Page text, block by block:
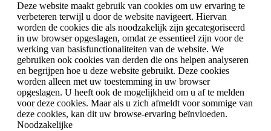
Deze website maakt gebruik van cookies om uw ervaring te
verbeteren terwijl u door de website navigeert. Hiervan
worden de cookies die als noodzakelijk zijn gecategoriseerd
in uw browser opgeslagen, omdat ze essentieel zijn voor de
werking van basisfunctionaliteiten van de website. We
gebruiken ook cookies van derden die ons helpen analyseren
en begrijpen hoe u deze website gebruikt. Deze cookies
worden alleen met uw toestemming in uw browser
opgeslagen. U heeft ook de mogelijkheid om u af te melden
voor deze cookies. Maar als u zich afmeldt voor sommige van
deze cookies, kan dit uw browse-ervaring beïnvloeden.
Noodzakelijke